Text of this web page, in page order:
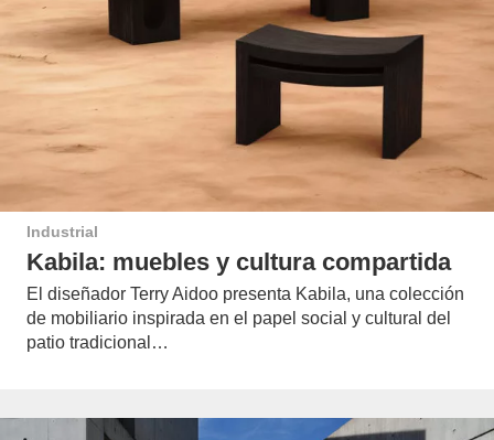
Industrial
Kabila: muebles y cultura compartida
El diseñador Terry Aidoo presenta Kabila, una colección
de mobiliario inspirada en el papel social y cultural del
patio tradicional…